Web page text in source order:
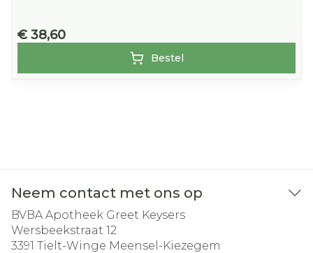
€ 38,60
Bestel
Neem contact met ons op
BVBA Apotheek Greet Keysers
Wersbeekstraat 12
3391 Tielt-Winge Meensel-Kiezegem